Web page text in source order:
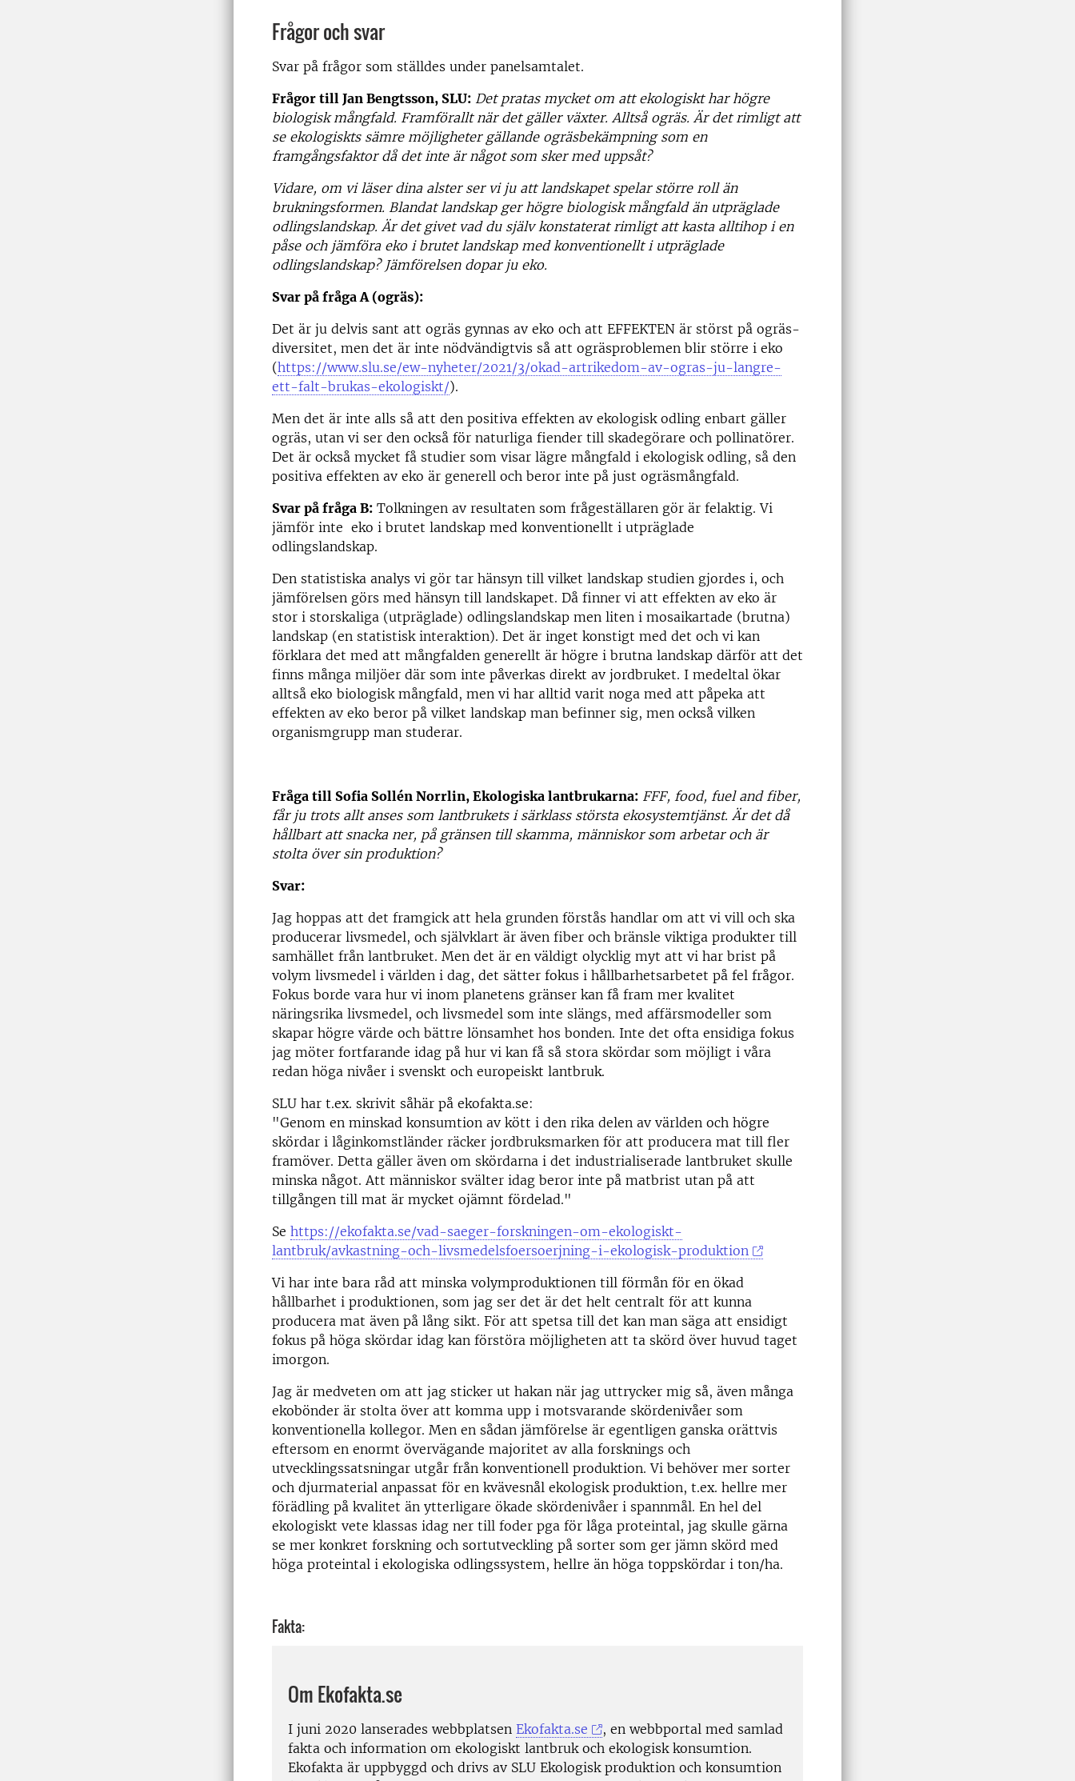
Frågor och svar
Svar på frågor som ställdes under panelsamtalet.
Frågor till Jan Bengtsson, SLU: Det pratas mycket om att ekologiskt har högre
biologisk mångfald. Framförallt när det gäller växter. Alltså ogräs. Är det rimligt att
se ekologiskts sämre möjligheter gällande ogräsbekämpning som en
framgångsfaktor då det inte är något som sker med uppsåt?
Vidare, om vi läser dina alster ser vi ju att landskapet spelar större roll än
brukningsformen. Blandat landskap ger högre biologisk mångfald än utpräglade
odlingslandskap. Är det givet vad du själv konstaterat rimligt att kasta alltihop i en
påse och jämföra eko i brutet landskap med konventionellt i utpräglade
odlingslandskap? Jämförelsen dopar ju eko.
Svar på fråga A (ogräs):
Det är ju delvis sant att ogräs gynnas av eko och att EFFEKTEN är störst på ogräs-
diversitet, men det är inte nödvändigtvis så att ogräsproblemen blir större i eko
(https://www.slu.se/ew-nyheter/2021/3/okad-artrikedom-av-ogras-ju-langre-
ett-falt-brukas-ekologiskt/​).
Men det är inte alls så att den positiva effekten av ekologisk odling enbart gäller
ogräs, utan vi ser den också för naturliga fiender till skadegörare och pollinatörer.
Det är också mycket få studier som visar lägre mångfald i ekologisk odling, så den
positiva effekten av eko är generell och beror inte på just ogräsmångfald.
Svar på fråga B: Tolkningen av resultaten som frågeställaren gör är felaktig. Vi
jämför inte eko i brutet landskap med konventionellt i utpräglade
odlingslandskap.
Den statistiska analys vi gör tar hänsyn till vilket landskap studien gjordes i, och
jämförelsen görs med hänsyn till landskapet. Då finner vi att effekten av eko är
stor i storskaliga (utpräglade) odlingslandskap men liten i mosaikartade (brutna)
landskap (en statistisk interaktion). Det är inget konstigt med det och vi kan
förklara det med att mångfalden generellt är högre i brutna landskap därför att det
finns många miljöer där som inte påverkas direkt av jordbruket. I medeltal ökar
alltså eko biologisk mångfald, men vi har alltid varit noga med att påpeka att
effekten av eko beror på vilket landskap man befinner sig, men också vilken
organismgrupp man studerar.
Fråga till Sofia Sollén Norrlin, Ekologiska lantbrukarna: FFF, food, fuel and fiber,
får ju trots allt anses som lantbrukets i särklass största ekosystemtjänst. Är det då
hållbart att snacka ner, på gränsen till skamma, människor som arbetar och är
stolta över sin produktion?
Svar:
Jag hoppas att det framgick att hela grunden förstås handlar om att vi vill och ska
producerar livsmedel, och självklart är även fiber och bränsle viktiga produkter till
samhället från lantbruket. Men det är en väldigt olycklig myt att vi har brist på
volym livsmedel i världen i dag, det sätter fokus i hållbarhetsarbetet på fel frågor.
Fokus borde vara hur vi inom planetens gränser kan få fram mer kvalitet
näringsrika livsmedel, och livsmedel som inte slängs, med affärsmodeller som
skapar högre värde och bättre lönsamhet hos bonden. Inte det ofta ensidiga fokus
jag möter fortfarande idag på hur vi kan få så stora skördar som möjligt i våra
redan höga nivåer i svenskt och europeiskt lantbruk.
SLU har t.ex. skrivit såhär på ekofakta.se:
"Genom en minskad konsumtion av kött i den rika delen av världen och högre
skördar i låginkomstländer räcker jordbruksmarken för att producera mat till fler
framöver. Detta gäller även om skördarna i det industrialiserade lantbruket skulle
minska något. Att människor svälter idag beror inte på matbrist utan på att
tillgången till mat är mycket ojämnt fördelad."
Se https://ekofakta.se/vad-saeger-forskningen-om-ekologiskt-
lantbruk/avkastning-och-livsmedelsfoersoerjning-i-ekologisk-produktion
Vi har inte bara råd att minska volymproduktionen till förmån för en ökad
hållbarhet i produktionen, som jag ser det är det helt centralt för att kunna
producera mat även på lång sikt. För att spetsa till det kan man säga att ensidigt
fokus på höga skördar idag kan förstöra möjligheten att ta skörd över huvud taget
imorgon.
Jag är medveten om att jag sticker ut hakan när jag uttrycker mig så, även många
ekobönder är stolta över att komma upp i motsvarande skördenivåer som
konventionella kollegor. Men en sådan jämförelse är egentligen ganska orättvis
eftersom en enormt övervägande majoritet av alla forsknings och
utvecklingssatsningar utgår från konventionell produktion. Vi behöver mer sorter
och djurmaterial anpassat för en kvävesnål ekologisk produktion, t.ex. hellre mer
förädling på kvalitet än ytterligare ökade skördenivåer i spannmål. En hel del
ekologiskt vete klassas idag ner till foder pga för låga proteintal, jag skulle gärna
se mer konkret forskning och sortutveckling på sorter som ger jämn skörd med
höga proteintal i ekologiska odlingssystem, hellre än höga toppskördar i ton/ha.
Fakta:
Om Ekofakta.se
I juni 2020 lanserades webbplatsen Ekofakta.se
, en webbportal med samlad
fakta och information om ekologiskt lantbruk och ekologisk konsumtion.
Ekofakta är uppbyggd och drivs av SLU Ekologisk produktion och konsumtion